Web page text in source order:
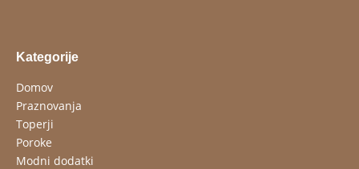
Kategorije
Domov
Praznovanja
Toperji
Poroke
Modni dodatki